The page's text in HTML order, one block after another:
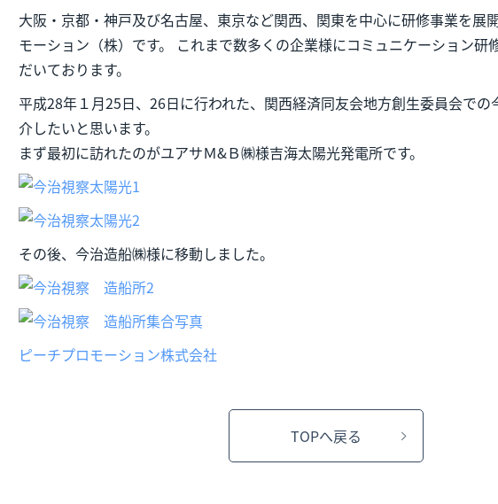
大阪・京都・神戸及び名古屋、東京など関西、関東を中心に研修事業を展
モーション（株）です。 これまで数多くの企業様にコミュニケーション研
だいております。
平成28年１月25日、26日に行われた、関西経済同友会地方創生委員会での
介したいと思います。
まず最初に訪れたのがユアサＭ&Ｂ㈱様吉海太陽光発電所です。
その後、今治造船㈱様に移動しました。
ピーチプロモーション株式会社
TOPへ戻る